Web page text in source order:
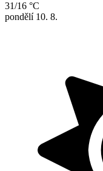
31/16 °C
pondělí 10. 8.